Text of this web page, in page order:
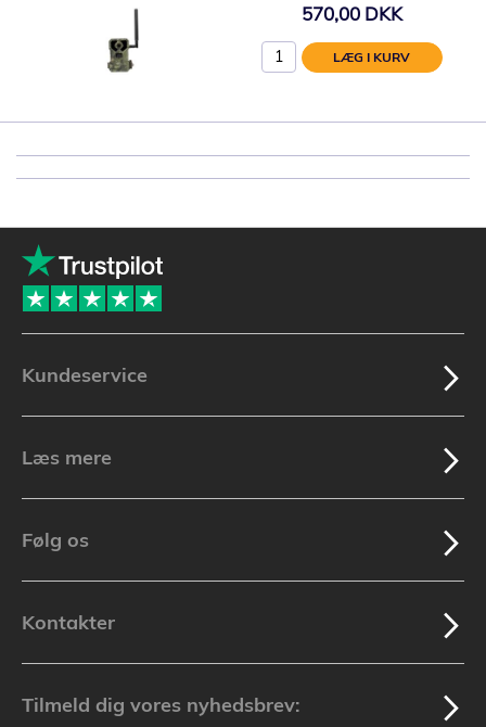
570,00 DKK
LÆG I KURV
Kundeservice
Læs mere
Følg os
Kontakter
Tilmeld dig vores nyhedsbrev: